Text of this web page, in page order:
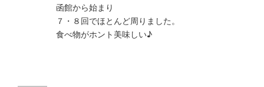
函館から始まり
７・８回でほとんど周りました。
食べ物がホント美味しい♪